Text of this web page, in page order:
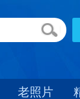
老照片